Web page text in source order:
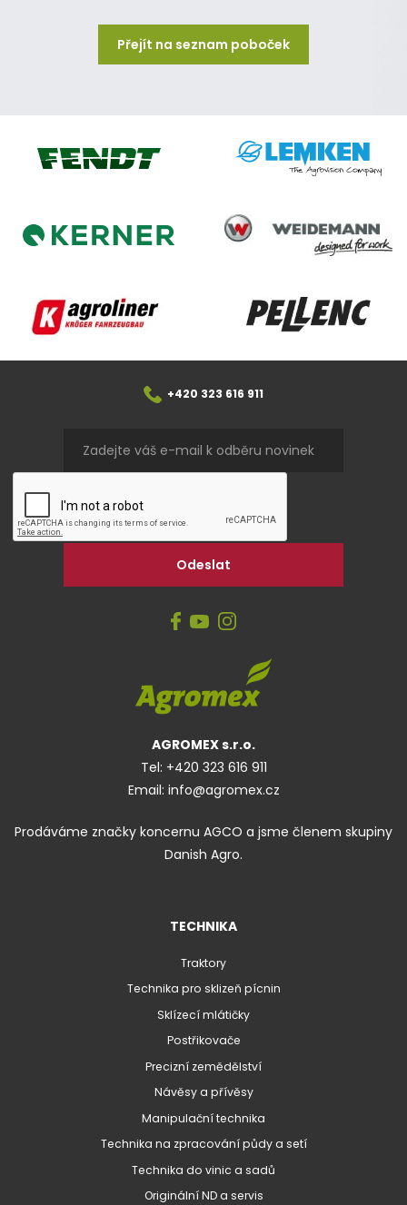
Přejít na seznam poboček
Fendt Lemken
Kerner
Weidemann
Agroliner Pellenc
+420 323 616 911
AGROMEX s.r.o.
Tel: +420 323 616 911
Email: info@agromex.cz
Prodáváme značky koncernu AGCO a jsme členem skupiny
Danish Agro.
TECHNIKA
Traktory
Technika pro sklizeň pícnin
Sklízecí mlátičky
Postřikovače
Precizní zemědělství
Návěsy a přívěsy
Manipulační technika
Technika na zpracování půdy a setí
Technika do vinic a sadů
Originální ND a servis